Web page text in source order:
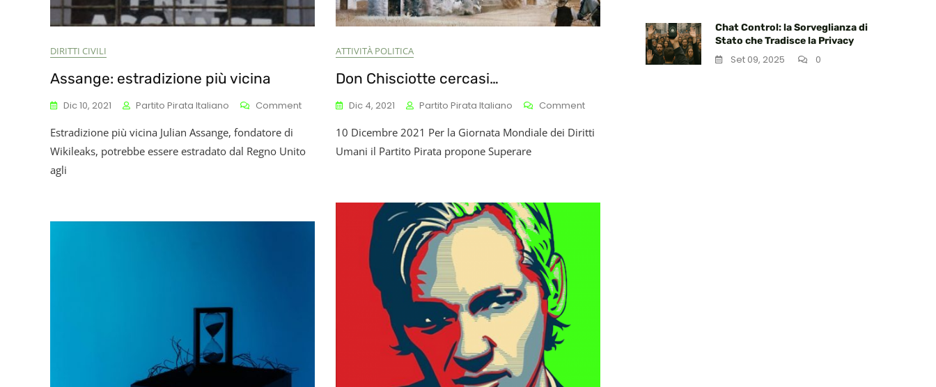
DIRITTI CIVILI
Assange: estradizione più vicina
Dic 10, 2021 Partito Pirata Italiano CommentOn
Estradizione
Più
Estradizione più vicina Julian Assange, fondatore di
Wikileaks, potrebbe essere estradato dal Regno Unito
agli
ATTIVITÀ POLITICA
Don Chisciotte cercasi…
Dic 4, 2021 Partito Pirata Italiano CommentOn
Chisciotte
10 Dicembre 2021 Per la Giornata Mondiale dei Diritti
Umani il Partito Pirata propone Superare
Chat Control: la Sorveglianza di
Stato che Tradisce la Privacy
Set 09, 2025 0